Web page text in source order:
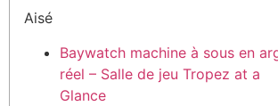
Aisé
Baywatch machine à sous en
réel – Salle de jeu Tropez at a
Glance